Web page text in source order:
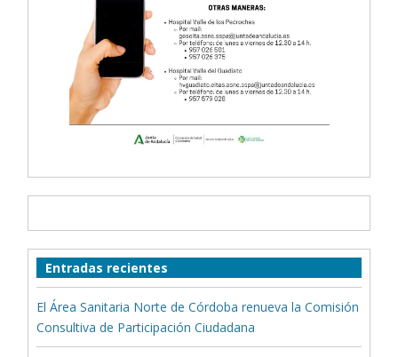
Entradas recientes
El Área Sanitaria Norte de Córdoba renueva la Comisión
Consultiva de Participación Ciudadana